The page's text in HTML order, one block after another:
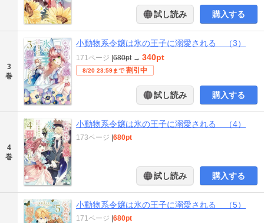
試し読み 購入する
3
巻
小動物系令嬢は氷の王子に溺愛される （3）
171ページ |680pt → 340pt
8/20 23:59まで 割引中
試し読み 購入する
4
巻
小動物系令嬢は氷の王子に溺愛される （4）
173ページ |680pt
試し読み 購入する
小動物系令嬢は氷の王子に溺愛される （5）
171ページ |680pt